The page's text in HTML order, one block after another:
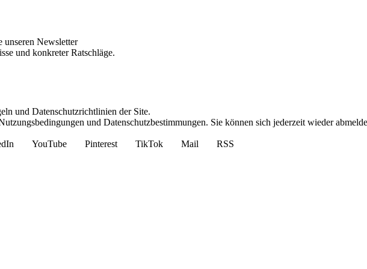
unseren Newsletter
und konkreter Ratschläge.
und Datenschutzrichtlinien der Site.
und Datenschutzbestimmungen. Sie können sich jederzeit wieder
YouTube Pinterest TikTok Mail
RSS